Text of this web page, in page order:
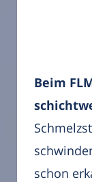
Beim
schon